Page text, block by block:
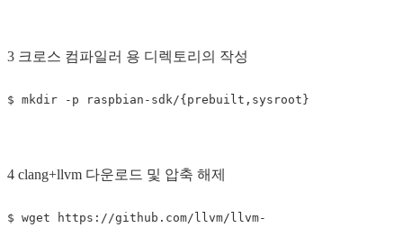
3 크로스 컴파일러 용 디렉토리의 작성
4 clang+llvm 다운로드 및 압축 해제
$ wget https://github.com/llvm/llvm-